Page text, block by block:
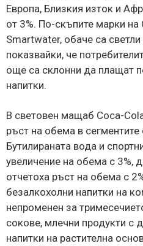
Европа, Близкия изток и
от 3%. По-скъпите марки
Smartwater, обаче са
показвайки, че
още са склонни да плащат
напитки.
В световен мащаб Coca-
ръст на обема в сегментите
Бутилираната вода и
увеличение на обема с 3%,
отчетоха ръст на обема с
безалкохолни напитки на
непроменен за
сокове, млечни продукти с
напитки на растителна